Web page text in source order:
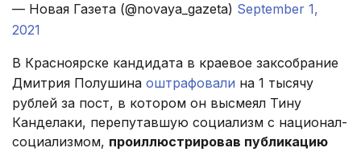
— Новая Газета (@novaya_gazeta) September 1,
2021
В Красноярске кандидата в краевое заксобрание
Дмитрия Полушина оштрафовали на 1 тысячу
рублей за пост, в котором он высмеял Тину
Канделаки, перепутавшую социализм с национал-
социализмом, проиллюстрировав публикацию